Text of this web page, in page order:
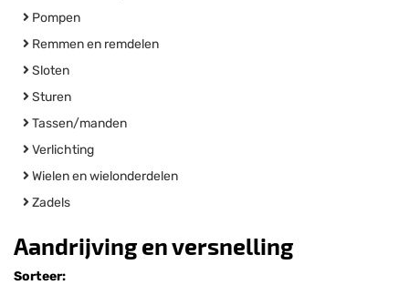
Pompen
Remmen en remdelen
Sloten
Sturen
Tassen/manden
Verlichting
Wielen en wielonderdelen
Zadels
Aandrijving en versnelling
Sorteer: